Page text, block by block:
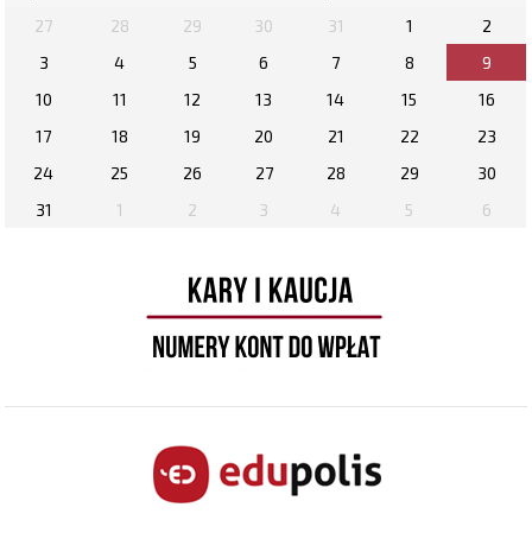
27
28 29 30 31 1
2
3
4 5 6 7 8
9
10
11 12 13 14 15
16
17
18 19 20 21 22
23
24
25 26 27 28 29
30
31
1 2 3 4 5 6